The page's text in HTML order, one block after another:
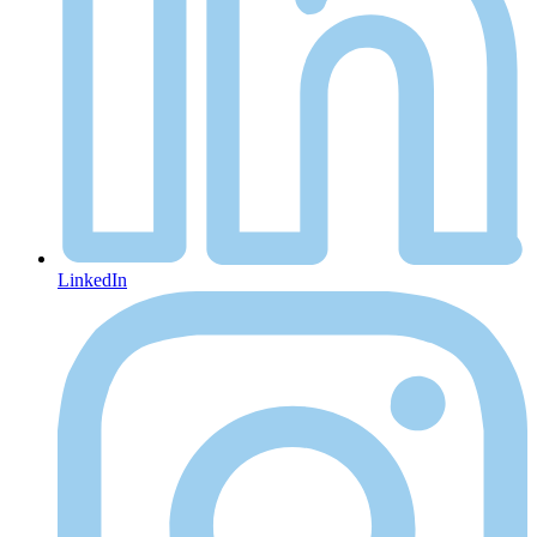
LinkedIn